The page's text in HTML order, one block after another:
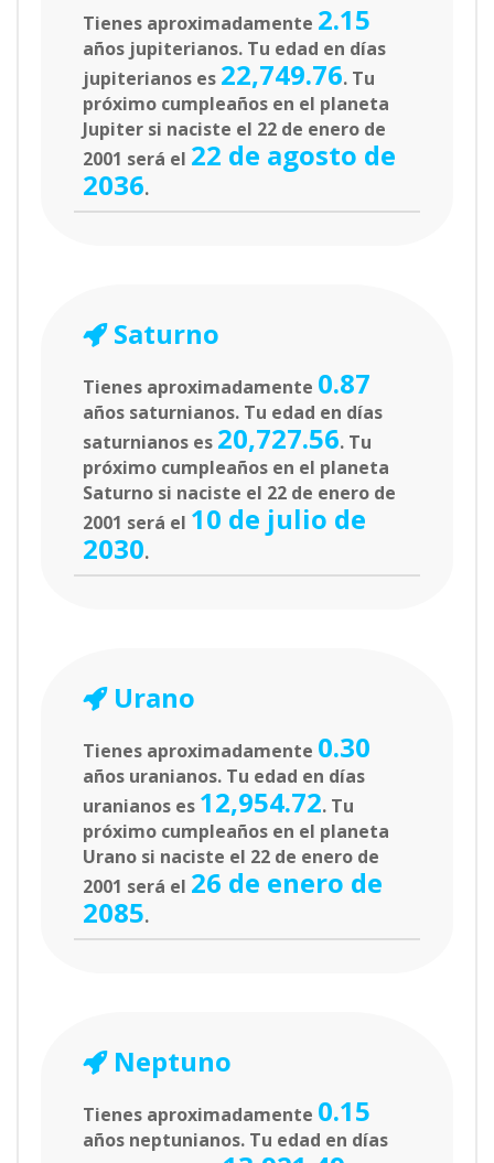
Tienes aproximadamente 2.15
años jupiterianos. Tu edad en días
jupiterianos es 22,749.76. Tu
próximo cumpleaños en el planeta
Jupiter si naciste el 22 de enero de
2001 será el 22 de agosto de
2036.
Saturno
Tienes aproximadamente 0.87
años saturnianos. Tu edad en días
saturnianos es 20,727.56. Tu
próximo cumpleaños en el planeta
Saturno si naciste el 22 de enero de
2001 será el 10 de julio de
2030.
Urano
Tienes aproximadamente 0.30
años uranianos. Tu edad en días
uranianos es 12,954.72. Tu
próximo cumpleaños en el planeta
Urano si naciste el 22 de enero de
2001 será el 26 de enero de
2085.
Neptuno
Tienes aproximadamente 0.15
años neptunianos. Tu edad en días